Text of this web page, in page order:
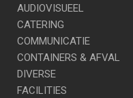
AUDIOVISUEEL
CATERING
COMMUNICATIE
CONTAINERS & AFVAL
DIVERSE
FACILITIES